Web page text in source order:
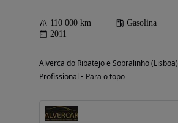
110 000 km Gasolina
2011
Alverca do Ribatejo e Sobralinho (Lisboa)
Profissional • Para o topo